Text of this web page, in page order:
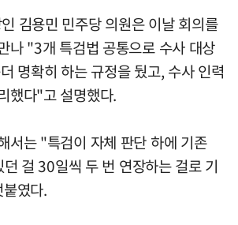
김용민 민주당 의원은 이날 회의를
나 "3개 특검법 공통으로 수사 대상
명확히 하는 규정을 뒀고, 수사 인력
했다"고 설명했다.
서는 "특검이 자체 판단 하에 기존
걸 30일씩 두 번 연장하는 걸로 기
였다.